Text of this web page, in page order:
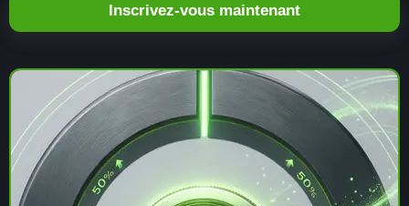
Inscrivez-vous maintenant